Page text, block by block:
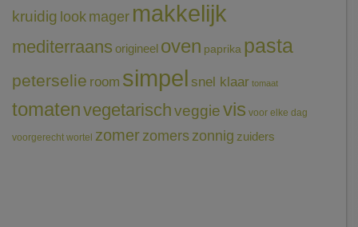
kruidig look mager makkelijk
mediterraans origineel oven paprika pasta
peterselie room simpel snel klaar tomaat
tomatenvegetarischveggievis voor elke dag
voorgerecht wortel zomerzomerszonnig zuiders